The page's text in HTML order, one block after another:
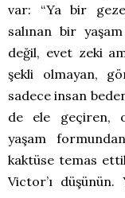
var: “Ya bir
salınan bir
değil, evet zeki
şekli olmayan,
sadece insan
de ele geçiren,
yaşam
kaktüse temas
Victor’ı